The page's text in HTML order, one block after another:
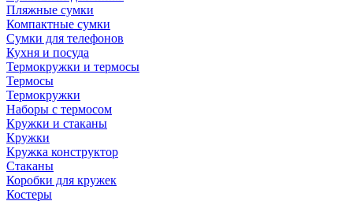
Пляжные сумки
Компактные сумки
Сумки для телефонов
Кухня и посуда
Термокружки и термосы
Термосы
Термокружки
Наборы с термосом
Кружки и стаканы
Кружки
Кружка конструктор
Стаканы
Коробки для кружек
Костеры